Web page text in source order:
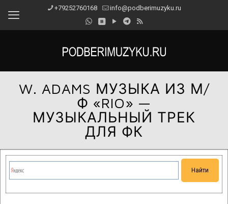
+79252760168 info@podberimuzyku.ru
W. ADAMS МУЗЫКА ИЗ М/
Ф «RIO» —
МУЗЫКАЛЬНЫЙ ТРЕК
ДЛЯ ФК